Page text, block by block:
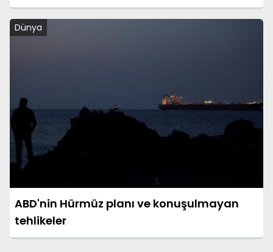
Dünya
ABD'nin Hürmüz planı ve konuşulmayan
tehlikeler